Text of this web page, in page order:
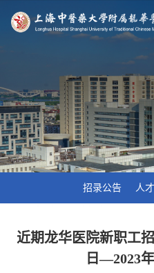
招录公告 人
近期龙华医院新职工
日—2023年